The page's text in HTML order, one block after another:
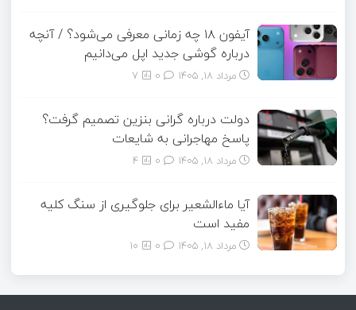
آیفون ۱۸ چه زمانی معرفی می‌شود؟ / آنچه
درباره گوشی جدید اپل می‌دانیم
مرداد ۱۸, ۱۴۰۵ 7
دولت درباره گرانی بنزین تصمیم گرفت؟
پاسخ مهاجرانی به شایعات
مرداد ۱۸, ۱۴۰۵ 4
آیا ماءالشعیر برای جلوگیری از سنگ کلیه
مفید است
مرداد ۱۸, ۱۴۰۵ 10